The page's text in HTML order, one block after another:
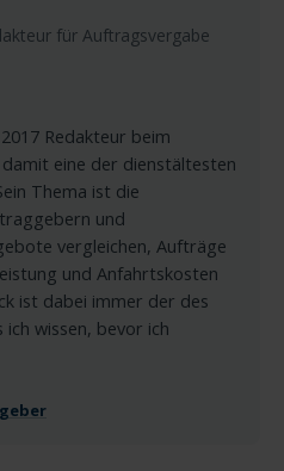
für Auftragsvergabe
Redakteur beim
eine der dienstältesten
Thema ist die
und
vergleichen, Aufträge
und Anfahrtskosten
ist dabei immer der des
wissen, bevor ich